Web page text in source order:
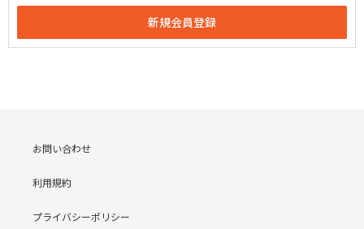
お問い合わせ
利用規約
プライバシーポリシー